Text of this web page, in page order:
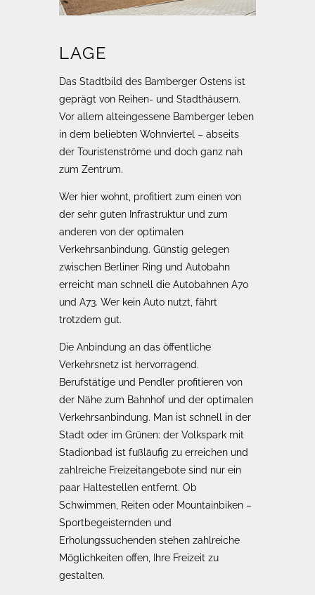
LAGE
Das Stadtbild des Bamberger Ostens ist
geprägt von Reihen- und Stadthäusern.
Vor allem alteingessene Bamberger leben
in dem beliebten Wohnviertel – abseits
der Touristenströme und doch ganz nah
zum Zentrum.
Wer hier wohnt, profitiert zum einen von
der sehr guten Infrastruktur und zum
anderen von der optimalen
Verkehrsanbindung. Günstig gelegen
zwischen Berliner Ring und Autobahn
erreicht man schnell die Autobahnen A70
und A73. Wer kein Auto nutzt, fährt
trotzdem gut.
Die Anbindung an das öffentliche
Verkehrsnetz ist hervorragend.
Berufstätige und Pendler profitieren von
der Nähe zum Bahnhof und der optimalen
Verkehrsanbindung. Man ist schnell in der
Stadt oder im Grünen: der Volkspark mit
Stadionbad ist fußläufig zu erreichen und
zahlreiche Freizeitangebote sind nur ein
paar Haltestellen entfernt. Ob
Schwimmen, Reiten oder Mountainbiken –
Sportbegeisternden und
Erholungssuchenden stehen zahlreiche
Möglichkeiten offen, Ihre Freizeit zu
gestalten.